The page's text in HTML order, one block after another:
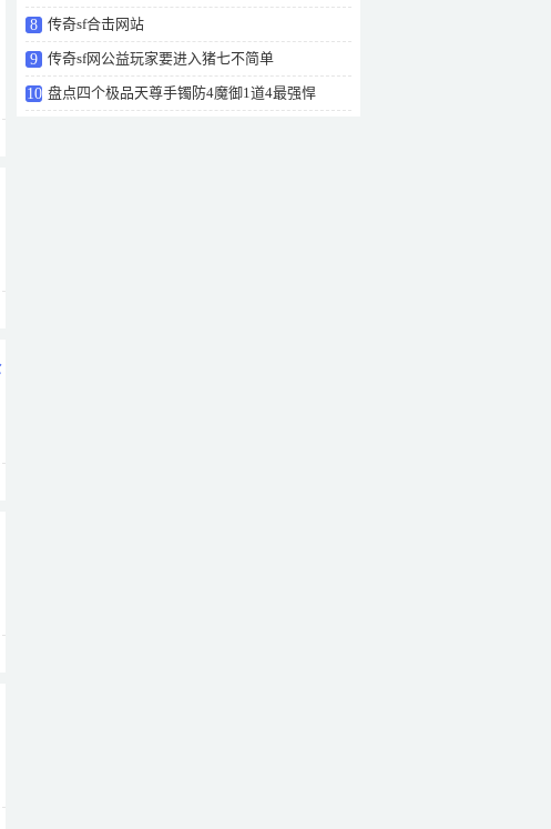
8 传奇sf合击网站
9 传奇sf网公益玩家要进入猪七不简单
10 盘点四个极品天尊手镯防4魔御1道4最强悍